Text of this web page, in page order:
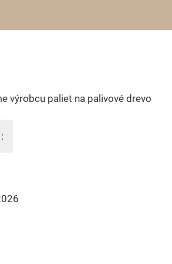
výrobcu paliet na palivové drevo